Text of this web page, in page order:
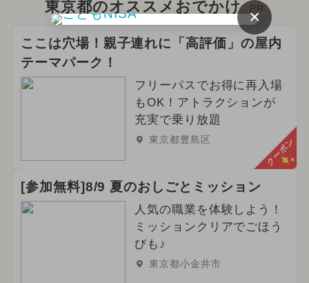
東京都のオススメおでかけ PR
ここは穴場！親子連れに「高評価」の屋内
テーマパーク！
フリーパスでお得に再入場
もOK！アトラクションが
充実で乗り放題
東京都豊島区 クーポン
[参加無料]8/9 夏のおしごとミッション
人気の職業を体験しよう！
ミッションクリアでごほう
びも♪
東京都小金井市
×